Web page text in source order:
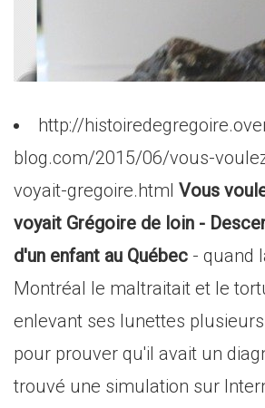
http://
blog.com/2015/06/vous-
voyait-gregoire.html Vous
voyait Grégoire de loin -
d'un enfant au Québec - quand
Montréal le maltraitait et le
enlevant ses lunettes
pour prouver qu'il avait un
trouvé une simulation sur